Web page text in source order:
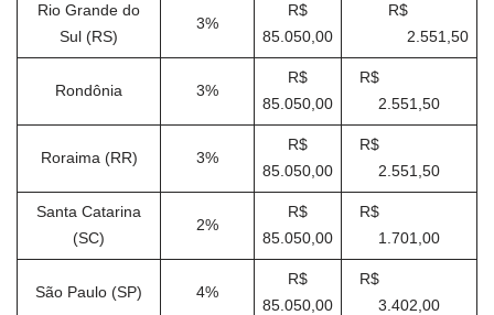
Rio Grande do
Sul (RS)
3%
R$
85.050,00
R$
2.551,50
Rondônia 3%
R$
85.050,00
R$
2.551,50
Roraima (RR) 3%
R$
85.050,00
R$
2.551,50
Santa Catarina
(SC)
2%
R$
85.050,00
R$
1.701,00
São Paulo (SP) 4%
R$
85.050,00
R$
3.402,00